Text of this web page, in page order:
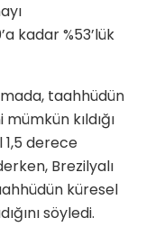
kadar %53’lük
taahhüdün
kıldığı
1,5 derece
Brezilyalı
küresel
söyledi.